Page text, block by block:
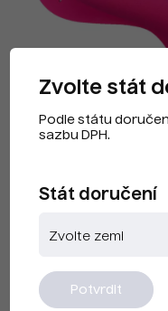
Cai F230304
Zvolte stát
Podle státu
sazbu DPH.
Stát doručení
Potvrdit